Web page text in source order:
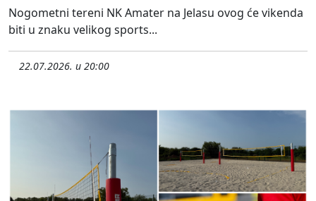
Nogometni tereni NK Amater na Jelasu ovog će vikenda
biti u znaku velikog sports...
22.07.2026. u 20:00